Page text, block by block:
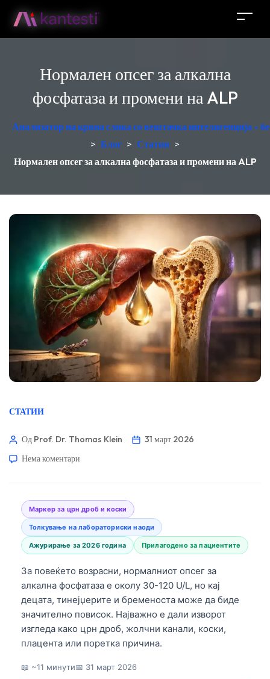
Нормален опсег за алкална
фосфатаза и промени на ALP
Анализатор на крвна слика со вештачка интелигенција -
> Блог > Статии >
Нормален опсег за алкална фосфатаза и промени на ALP
СТАТИИ
Од Prof. Dr. Thomas Klein
31 март 2026
Нема коментари
Маркер за црн дроб и коски
Толкување на лабораториски наоди
Ажурирање за 2026 година Прилагодено за пациентите
За повеќето возрасни, нормалниот опсег за
алкална фосфатаза е околу 30-120 U/L, но кај
децата, тинејџерите и бременоста може да биде
значително повисок. Најважно е дали изворот
изгледа како црн дроб, жолчни канали, коски,
плацента или поретка причина.
📖 ~11 минути📅 31 март 2026